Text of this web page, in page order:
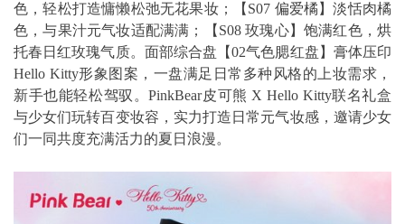
色，轻松打造慵懒松弛无花果妆；【S07 偏爱橘】淡恬肉橘
色，与果汁元气妆适配满满；【S08 玫瑰心】饱满红色，烘
托春日红玫瑰气质。面部综合盘【02气色腮红盘】膏体压印
Hello Kitty形象图案，一盘满足日常多种风格的上妆需求，
新手也能轻松驾驭。PinkBear皮可熊 X Hello Kitty联名礼盒
与少女们玩转百变妆容，实力打造日常元气妆感，邀请少女
们一同共度充满活力的夏日浪漫。